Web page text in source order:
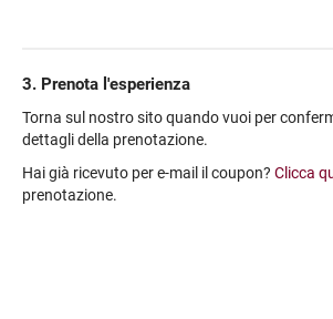
3. Prenota l'esperienza
Torna sul nostro sito quando vuoi per
dettagli della prenotazione.
Hai già ricevuto per e-mail il coupon? Clicca
prenotazione.